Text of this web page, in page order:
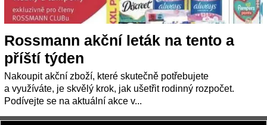
Rossmann akční leták na tento a
příští týden
Nakoupit akční zboží, které skutečně potřebujete
a využíváte, je skvělý krok, jak ušetřit rodinný rozpočet.
Podívejte se na aktuální akce v...